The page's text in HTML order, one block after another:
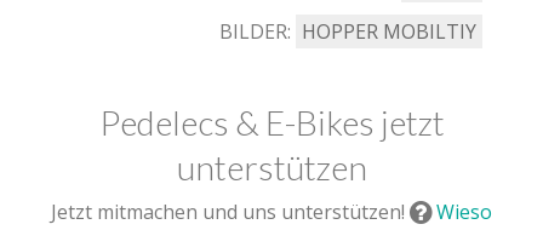
BILDER: HOPPER MOBILTIY
Pedelecs & E-Bikes jetzt
unterstützen
Jetzt mitmachen und uns unterstützen!
Wieso